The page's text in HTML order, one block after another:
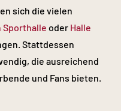
sich die vielen
Sporthalle oder Halle
Stattdessen
die ausreichend
und Fans bieten.